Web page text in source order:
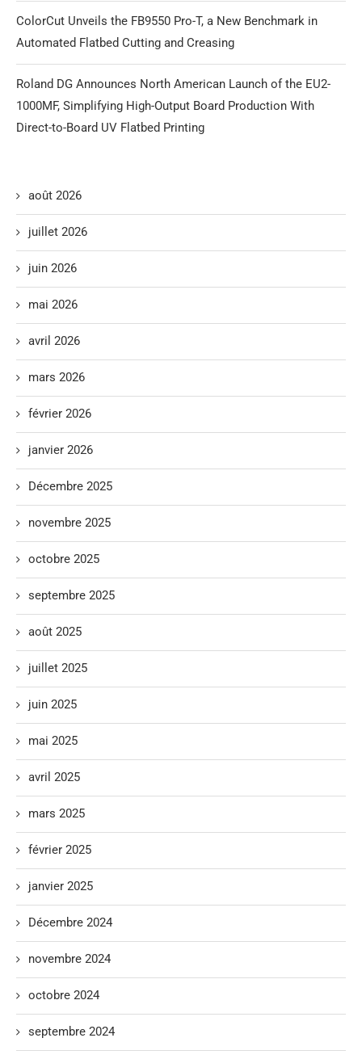
ColorCut Unveils the FB9550 Pro-T, a New Benchmark in
Automated Flatbed Cutting and Creasing
Roland DG Announces North American Launch of the EU2-
1000MF, Simplifying High-Output Board Production With
Direct-to-Board UV Flatbed Printing
août 2026
juillet 2026
juin 2026
mai 2026
avril 2026
mars 2026
février 2026
janvier 2026
Décembre 2025
novembre 2025
octobre 2025
septembre 2025
août 2025
juillet 2025
juin 2025
mai 2025
avril 2025
mars 2025
février 2025
janvier 2025
Décembre 2024
novembre 2024
octobre 2024
septembre 2024